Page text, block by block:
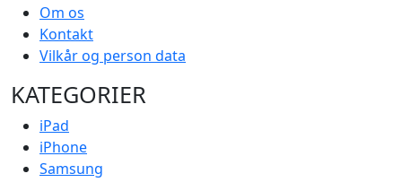
Om os
Kontakt
Vilkår og person data
KATEGORIER
iPad
iPhone
Samsung